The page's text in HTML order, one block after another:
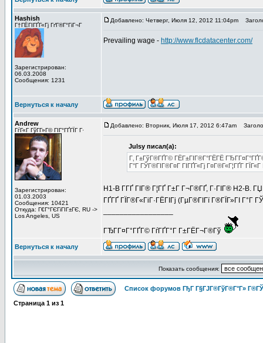
Hashish
Г†ГЁГІГҐГ«Гј ГґГ®Г°ГіГ¬Г
Зарегистрирован:
06.03.2008
Сообщения: 1231
Добавлено: Четверг, Июля 12, 2012 11:04pm
Prevailing wage - http://www.flcdatacenter.com/
Вернуться к началу
Andrew
ГѓГ«Г ГўГ­Г»Г© ГІГ°ГҐГЇГ Г·
Зарегистрирован:
01.03.2003
Сообщения: 10421
Откуда: Г€Г°ГЄГіГІГ±ГЄ, RU ->
Los Angeles, US
Добавлено: Вторник, Июля 17, 2012 6:47am
Julsy писал(а):
Г‚ Г±ГўГ®ГҐГ© ГЁГ±ГІГ®Г°ГЁГЁ
Г°Г ГЎГ®ГІГ®Г¤Г ГІГҐГ«Гј Г¤Г®Г«Г¦ГҐГ­
H1-B Г­ГҐ ГІГ® Г¦ГҐ Г±Г Г¬Г®ГҐ, Г·ГІГ® H2-B.
ГҐГҐ ГЇГ®Г«ГіГ·ГЁГІГј (ГµГ®ГІГї Г®ГЇГ»ГІ
ГЂГ­Г¤Г°ГҐГ© ГѓГҐГ°Г Г±ГЁГ¬Г®Гў
Вернуться к началу
Показать сообщения:
Список форумов ГђГ Г§ГЈГ®ГўГ®Г°Г»
Страница 1 из 1